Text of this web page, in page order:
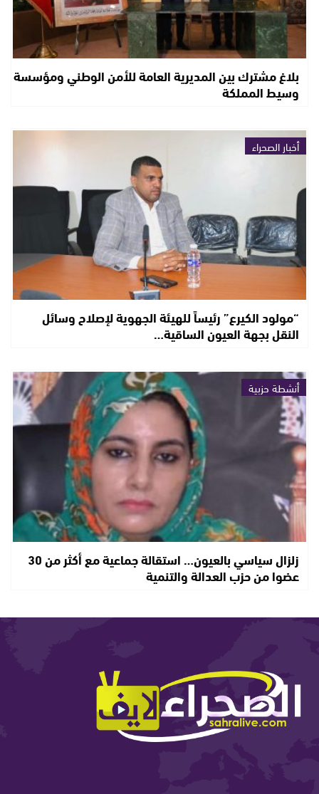
بلاغ مشترك بين المديرية العامة للأمن الوطني ومؤسسة
وسيط المملكة
أخبار الصحراء
“مولود الكيرع” رئيساً للهيئة الجهوية لإصلاح وسائل
النقل بجهة العيون الساقية…
أنشطة حزبية
زلزال سياسي بالعيون… استقالة جماعية مع أكثر من 30
عضوا من حزب العدالة والتنمية